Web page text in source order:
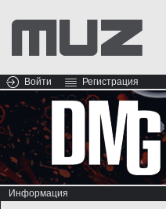
Войти
Регистрация
Информация